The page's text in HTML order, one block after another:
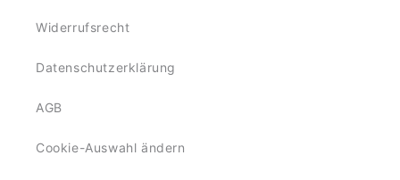
Widerrufsrecht
Datenschutzerklärung
AGB
Cookie-Auswahl ändern